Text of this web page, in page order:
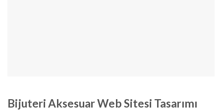
Bijuteri Aksesuar Web Sitesi Tasarımı